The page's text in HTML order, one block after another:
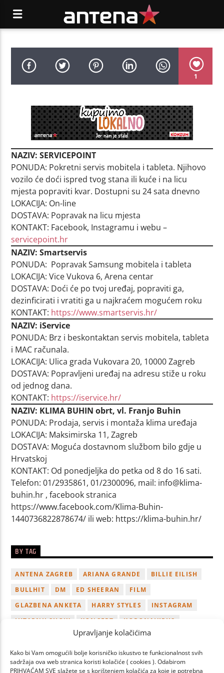
Upravljanje kolačićima
Kako bi Vam omogućili bolje korisničko iskustvo te funkcionalnost svih
sadržaja ova web stranica koristi kolačiće ( cookies ). Odabirom
PRIHVAĆAM SVE slažete se s korištenjem kolačića za koje je potrebna
1
NAZIV: SERVICEPOINT
PONUDA: Pokretni servis mobitela i tableta. Njihovo
vozilo će doći ispred tvog stana ili kuće i na licu
mjesta popraviti kvar. Dostupni su 24 sata dnevno
LOKACIJA: On-line
DOSTAVA: Popravak na licu mjesta
KONTAKT: Facebook, Instagramu i webu –
servicepoint.hr
NAZIV: Smartservis
PONUDA: Popravak Samsung mobitela i tableta
LOKACIJA: Vice Vukova 6, Arena centar
DOSTAVA: Doći će po tvoj uređaj, popraviti ga,
dezinficirati i vratiti ga u najkraćem mogućem roku
KONTAKT: https://www.smartservis.hr/
NAZIV: iService
PONUDA: Brz i beskontaktan servis mobitela, tableta
i MAC računala.
LOKACIJA: Ulica grada Vukovara 20, 10000 Zagreb
DOSTAVA: Popravljeni uređaj na adresu stiže u roku
od jednog dana.
KONTAKT: https://iservice.hr/
NAZIV: KLIMA BUHIN obrt, vl. Franjo Buhin
PONUDA: Prodaja, servis i montaža klima uređaja
LOKACIJA: Maksimirska 11, Zagreb
DOSTAVA: Moguća dostavnom službom bilo gdje u
Hrvatskoj
KONTAKT: Od ponedjeljka do petka od 8 do 16 sati.
Telefon: 01/2935861, 01/2300096, mail: info@klima-
buhin.hr , facebook stranica
https://www.facebook.com/Klima-Buhin-
1440736822878674/ ili web: https://klima-buhin.hr/
BY TAG
ANTENA ZAGREB ARIANA GRANDE
BILLIE EILISH
BULLHIT
DM ED SHEERAN
FILM
GLAZBENA ANKETA
HARRY STYLES
INSTAGRAM
JUTARNJI SHOW
KONCERT
KORONAVIRUS
LUKA BULIĆ NAGRADA
NOVI SINGL
OSVOJI PLAYLIST
TAMARA LOOS
TAYLOR SWIFT
TWITTER VIDEO YOUTUBE